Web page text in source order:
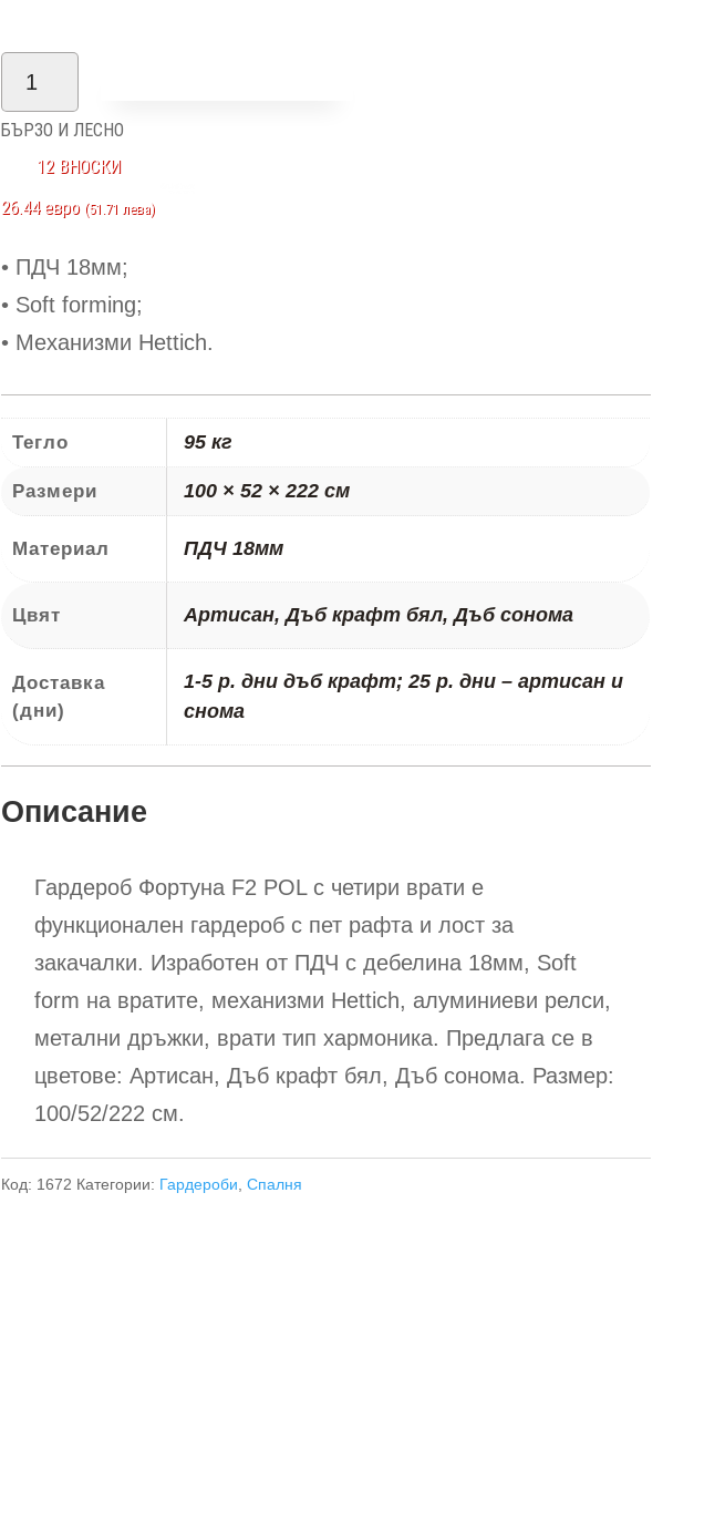
количество
за
POL
БЪРЗО И ЛЕСНО
12 ВНОСКИ
26.44 евро (51.71 лева)
• ПДЧ 18мм;
• Soft forming;
• Механизми Hettich.
Тегло 95 кг
Размери 100 × 52 × 222 см
Материал ПДЧ 18мм
Цвят Артисан, Дъб крафт бял, Дъб сонома
Доставка
(дни)
1-5 р. дни дъб крафт; 25 р. дни – артисан и
снома
Описание
Гардероб Фортуна F2 POL с четири врати е
функционален гардероб с пет рафта и лост за
закачалки. Изработен от ПДЧ с дебелина 18мм, Soft
form на вратите, механизми Hettich, алуминиеви релси,
метални дръжки, врати тип хармоника. Предлага се в
цветове: Артисан, Дъб крафт бял, Дъб сонома. Размер:
100/52/222 см.
Код: 1672 Категории: Гардероби ,Спалня